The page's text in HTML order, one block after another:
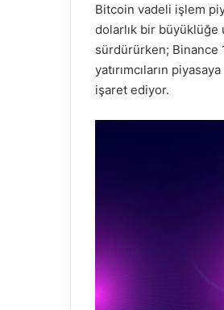
Bitcoin vadeli işlem
dolarlık bir büyüklüğe
sürdürürken; Binance
yatırımcıların
işaret ediyor.